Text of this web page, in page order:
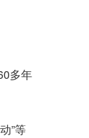
多年
”等